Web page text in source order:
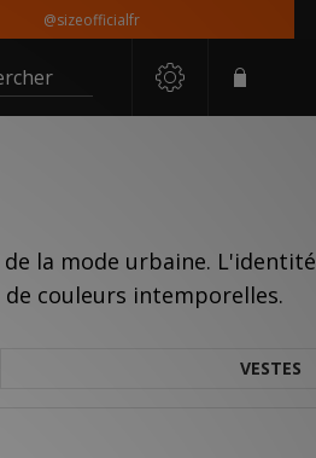
@sizeofficialfr
la mode urbaine. L'identité
couleurs intemporelles.
VESTES